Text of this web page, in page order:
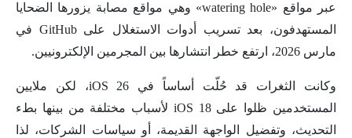
عبر مواقع «watering hole» وهي مواقع مصابة يزورها الضحايا
المستهدفون، بعد تسريب أدوات الاستغلال على GitHub في
مارس 2026، ارتفع خطر انتشارها بين المجرمين الإلكترونيين.
وكانت الثغرات قد حُلّت أساساً في iOS 26، لكن ملايين
المستخدمين ظلوا على iOS 18 لأسباب مختلفة من بينها بطء
التحديث، وتفضيل الواجهة القديمة، أو سياسات الشركات، لذا